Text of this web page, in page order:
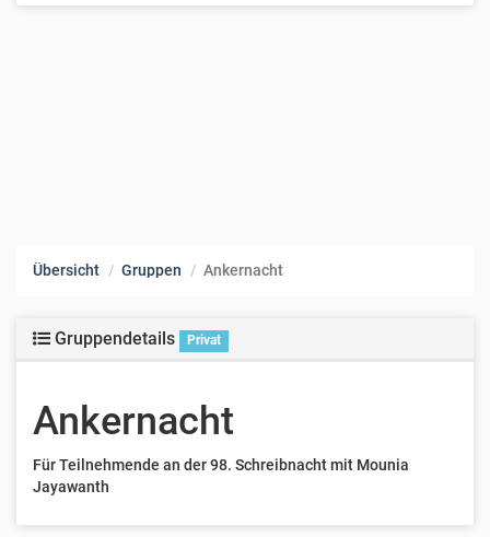
Übersicht Gruppen Ankernacht
Gruppendetails Privat
Ankernacht
Für Teilnehmende an der 98. Schreibnacht mit Mounia
Jayawanth